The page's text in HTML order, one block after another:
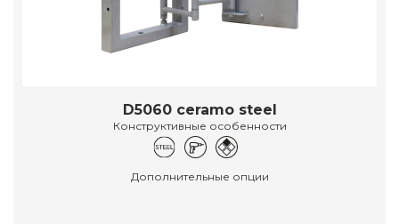
D5060 ceramo steel
Конструктивные особенности
Дополнительные опции